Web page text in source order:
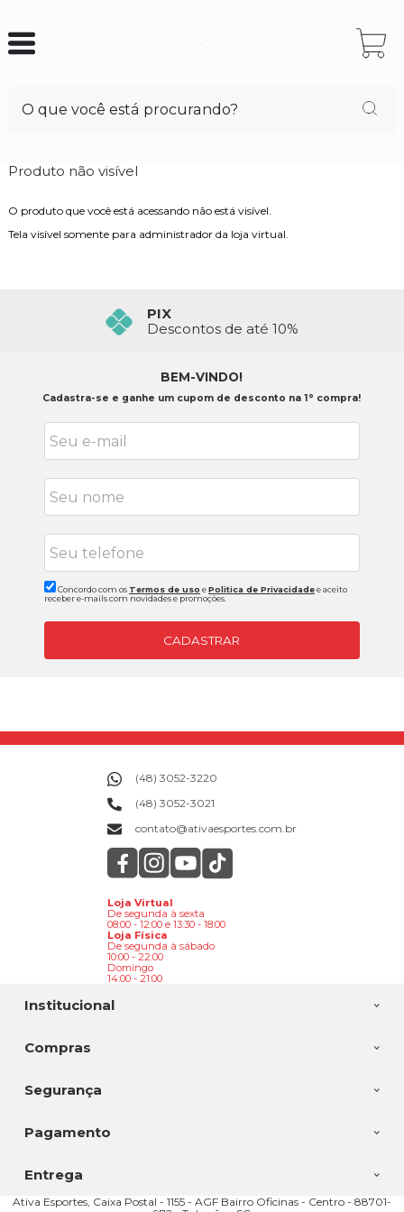
Produto não visível
O produto que você está acessando não está visível.
Tela visível somente para administrador da loja virtual.
PIX
Descontos de até 10%
BEM-VINDO!
Cadastra-se e ganhe um cupom de desconto na 1° compra!
Concordo com os Termos de uso ePolitica de Privacidadee aceito
receber e-mails com novidades e promoções.
CADASTRAR
Institucional
Compras
(48) 3052-3220
(48) 3052-3021
contato@ativaesportes.com.br
Loja Virtual
De segunda à sexta
08:00 - 12:00 e 13:30 - 18:00
Loja Física
De segunda à sábado
10:00 - 22:00
Domingo
14:00 - 21:00
Segurança
Pagamento
Entrega
Ativa Esportes, Caixa Postal - 1155 - AGF Bairro Oficinas - Centro - 88701-